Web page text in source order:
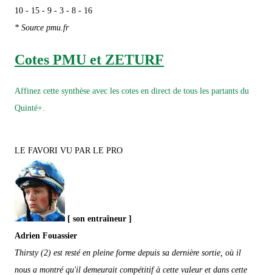
10 - 15 - 9 - 3 - 8 - 16
* Source pmu.fr
Cotes PMU et ZETURF
Affinez cette synthèse avec les cotes en direct de tous les partants du
Quinté+.
LE FAVORI VU PAR LE PRO
[ son entraîneur ]
Adrien Fouassier
Thirsty (2) est resté en pleine forme depuis sa dernière sortie, où il
nous a montré qu'il demeurait compétitif à cette valeur et dans cette